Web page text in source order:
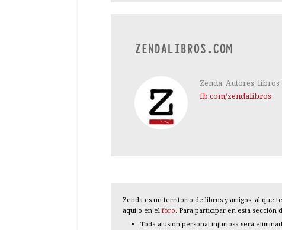
ZENDALIBROS.COM
Zenda. Autores, libros
fb.com/zendalibros
Zenda es un territorio de libros y amigos, al que
aquí o en el foro. Para participar en esta sección
Toda alusión personal injuriosa será